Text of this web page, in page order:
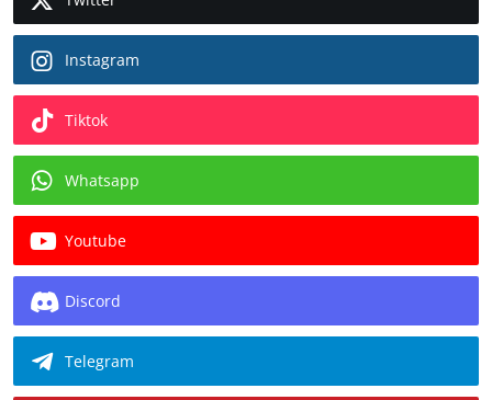
Instagram
Tiktok
Whatsapp
Youtube
Discord
Telegram